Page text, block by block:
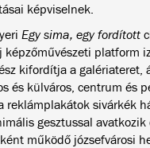
képviselnek.
Egy sima, egy fordított
képzőművészeti platform
kifordítja a galériateret,
és külváros, centrum és
reklámplakátok sivárkék
gesztussal avatkozik
működő józsefvárosi